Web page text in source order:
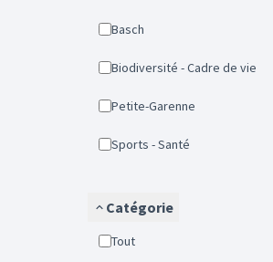
Basch
Biodiversité - Cadre de vie
Petite-Garenne
Sports - Santé
Catégorie
Tout